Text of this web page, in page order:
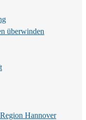
überwinden
Hannover